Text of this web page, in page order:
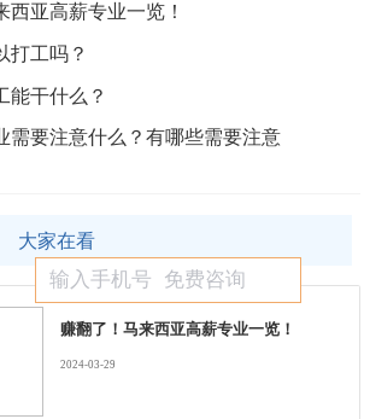
西亚高薪专业一览！
打工吗？
能干什么？
需要注意什么？有哪些需要注意
大家在看
赚翻了！马来西亚高薪专业一览！
2024-03-29